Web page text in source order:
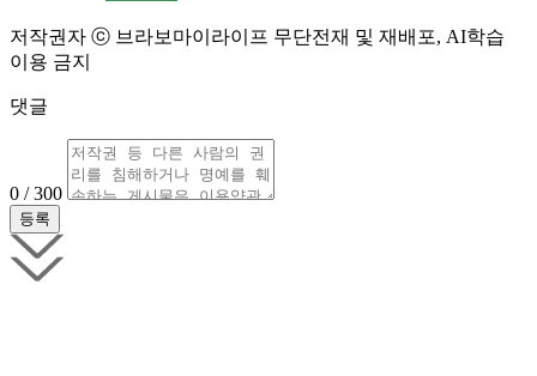
저작권자 ⓒ 브라보마이라이프 무단전재 및 재배포, AI학습
이용 금지
댓글
0 / 300